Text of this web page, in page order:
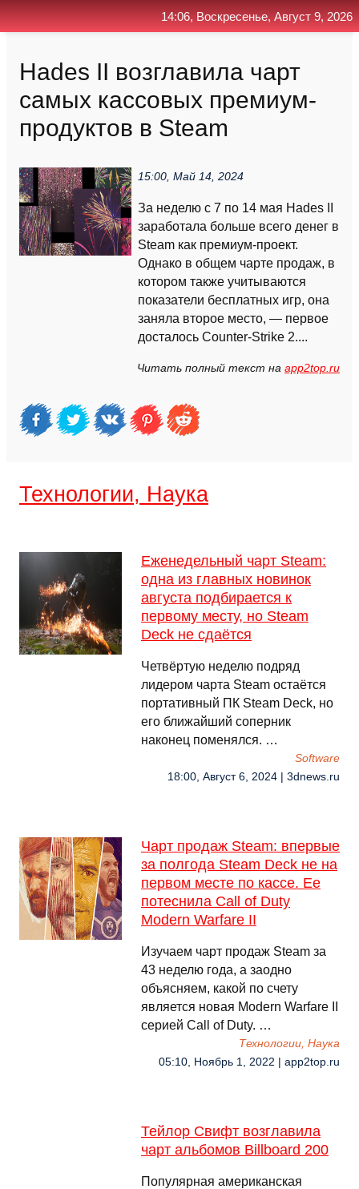
Hades II возглавила чарт
самых кассовых премиум-
продуктов в Steam
15:00, Май 14, 2024
За неделю с 7 по 14 мая Hades II
заработала больше всего денег в
Steam как премиум-проект.
Однако в общем чарте продаж, в
котором также учитываются
показатели бесплатных игр, она
заняла второе место, — первое
досталось Counter-Strike 2....
Читать полный текст на app2top.ru
Технологии, Наука
Еженедельный чарт Steam:
одна из главных новинок
августа подбирается к
первому месту, но Steam
Deck не сдаётся
Четвёртую неделю подряд
лидером чарта Steam остаётся
портативный ПК Steam Deck, но
его ближайший соперник
наконец поменялся. …
Software
18:00, Август 6, 2024 | 3dnews.ru
Чарт продаж Steam: впервые
за полгода Steam Deck не на
первом месте по кассе. Ее
потеснила Call of Duty
Modern Warfare II
Изучаем чарт продаж Steam за
43 неделю года, а заодно
объясняем, какой по счету
является новая Modern Warfare II
серией Call of Duty. …
Технологии, Наука
05:10, Ноябрь 1, 2022 | app2top.ru
Тейлор Свифт возглавила
чарт альбомов Billboard 200
Популярная американская
14:06, Воскресенье, Август 9, 2026